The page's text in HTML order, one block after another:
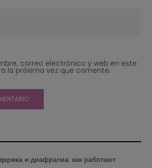
correo electrónico y web en este
la próxima vez que comente.
и диафрагма: как работают